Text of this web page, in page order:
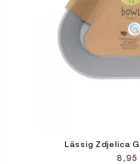
Lässig Zdjelica
8,95